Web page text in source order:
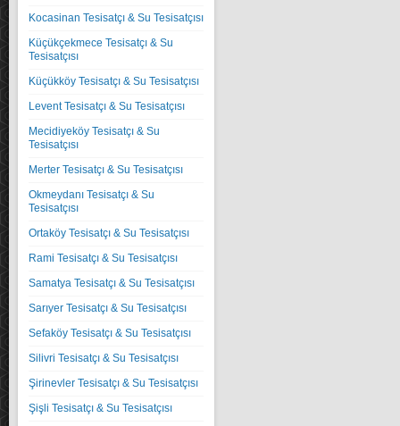
Kocasinan Tesisatçı & Su Tesisatçısı
Küçükçekmece Tesisatçı & Su
Tesisatçısı
Küçükköy Tesisatçı & Su Tesisatçısı
Levent Tesisatçı & Su Tesisatçısı
Mecidiyeköy Tesisatçı & Su
Tesisatçısı
Merter Tesisatçı & Su Tesisatçısı
Okmeydanı Tesisatçı & Su
Tesisatçısı
Ortaköy Tesisatçı & Su Tesisatçısı
Rami Tesisatçı & Su Tesisatçısı
Samatya Tesisatçı & Su Tesisatçısı
Sarıyer Tesisatçı & Su Tesisatçısı
Sefaköy Tesisatçı & Su Tesisatçısı
Silivri Tesisatçı & Su Tesisatçısı
Şirinevler Tesisatçı & Su Tesisatçısı
Şişli Tesisatçı & Su Tesisatçısı